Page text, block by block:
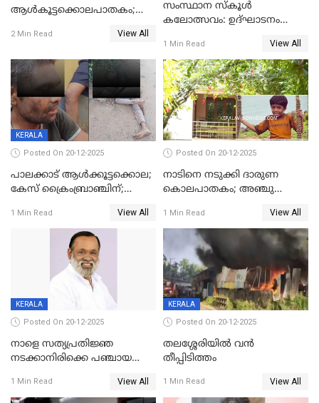
ആൾകൂട്ടക്കൊലപാതകം;
ഊർജ്ജിതമാക്കിമാക്കി
2 Min Read View All
സംസ്ഥാന സ്കൂൾ
കലോത്സവം: ഉദ്ഘാടനം
മുഖ്യാതിഥിയായി
മോഹൻലാൽ
1 Min Read View All
KERALA
Posted On 20-12-2025
പാലക്കാട് ആൾക്കൂട്ടക്കൊല;
കേസ് ക്രൈംബ്രാഞ്ചിന്;
അന്വേഷിക്കും
1 Min Read View All
Posted On 20-12-2025
നാടിനെ നടുക്കി ദാരുണ
കൊലപാതകം; അഞ്ചു
കഴുത്തുഞെരിച്ച് കൊന്നു
1 Min Read View All
KERALA
Posted On 20-12-2025
നാളെ സത്യപ്രതിജ്ഞ
നടക്കാനിരിക്കെ പഞ്ചായത്ത്
1 Min Read View All
KERALA
Posted On 20-12-2025
തലശ്ശേരിയിൽ വൻ
തീപ്പിടിത്തം
1 Min Read View All